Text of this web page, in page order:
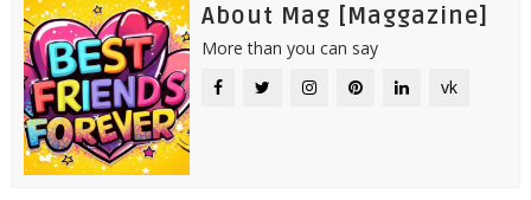
About Mag [Maggazine]
More than you can say
vk